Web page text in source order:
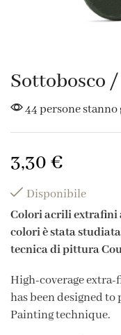
Sottobosco
44 persone
3,30 €
Disponibile
Colori acrili extrafini
colori è stata
tecnica di pittura
High-coverage
has been designed
Painting technique.